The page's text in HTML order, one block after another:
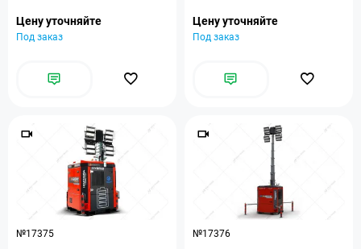
Цену уточняйте
Под заказ
Цену уточняйте
Под заказ
№17375
№17376